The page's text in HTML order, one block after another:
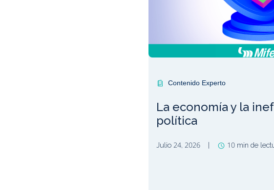
Contenido Experto
La economía y la
política
Julio 24, 2026 | 10 min de